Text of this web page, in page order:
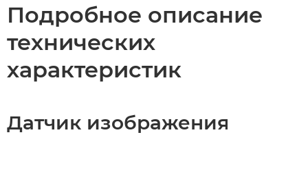
Подробное описание
технических
характеристик
Датчик изображения